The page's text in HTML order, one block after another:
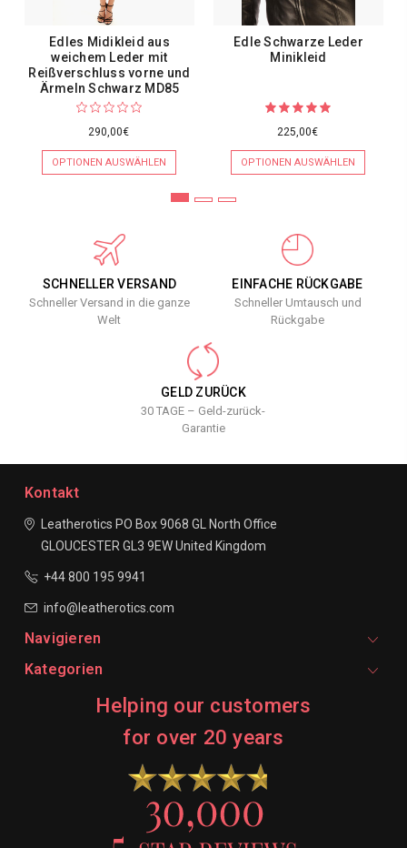
Edles Midikleid aus
weichem Leder mit
Reißverschluss vorne und
Ärmeln Schwarz MD85
290,00€
OPTIONEN AUSWÄHLEN
Edle Schwarze Leder
Minikleid
225,00€
OPTIONEN AUSWÄHLEN
SCHNELLER VERSAND
Schneller Versand in die ganze
Welt
EINFACHE RÜCKGABE
Schneller Umtausch und
Rückgabe
GELD ZURÜCK
30 TAGE – Geld-zurück-
Garantie
Kontakt
Leatherotics PO Box 9068 GL North Office
GLOUCESTER GL3 9EWUnited Kingdom
+44 800 195 9941
info@leatherotics.com
Navigieren
Kategorien
Helping our customers
for over 20 years